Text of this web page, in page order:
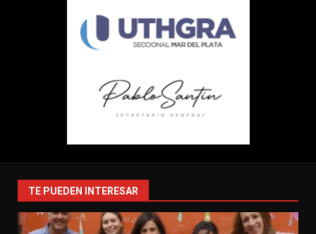
TE PUEDEN INTERESAR